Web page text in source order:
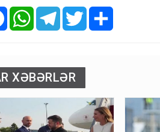
FacebookWhatsAppTelegramTwitter
XƏBƏRLƏR